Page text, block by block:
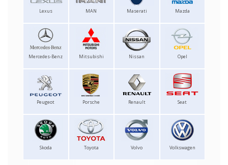
Lexus MAN Maserati Mazda
Mercedes-Benz Mitsubishi Nissan Opel
Peugeot Porsche Renault Seat
Skoda Toyota Volvo Volkswagen